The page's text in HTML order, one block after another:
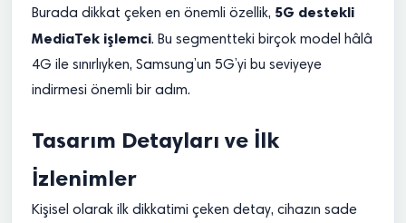
Burada dikkat çeken en önemli özellik, 5G destekli
MediaTek işlemci. Bu segmentteki birçok model hâlâ
4G ile sınırlıyken, Samsung’un 5G’yi bu seviyeye
indirmesi önemli bir adım.
Tasarım Detayları ve İlk
İzlenimler
Kişisel olarak ilk dikkatimi çeken detay, cihazın sade